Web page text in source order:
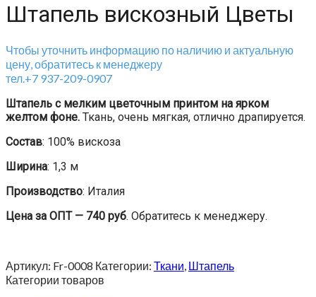
Штапель вискозный Цветы
Чтобы уточнить информацию по наличию и актуальную
цену, обратитесь к менеджеру
тел.+7 937-209-0907
Штапель с мелким цветочным принтом на ярком
желтом фоне. Ткань, очень мягкая, отлично драпируется.
Состав: 100% вискоза
Ширина: 1,3 м
Производство: Италия
Цена за ОПТ — 740 руб. Обратитесь к менеджеру.
Артикул: Fr-0008 Категории: Ткани, Штапель
Категории товаров